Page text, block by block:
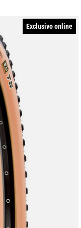
Exclusivo online